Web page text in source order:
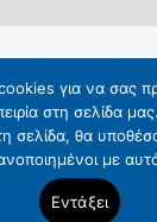
για να σας
στη σελίδα
σελίδα, θα
με
Εντάξει
2026